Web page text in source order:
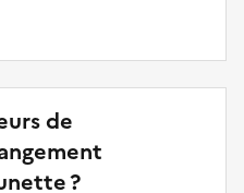
de
?